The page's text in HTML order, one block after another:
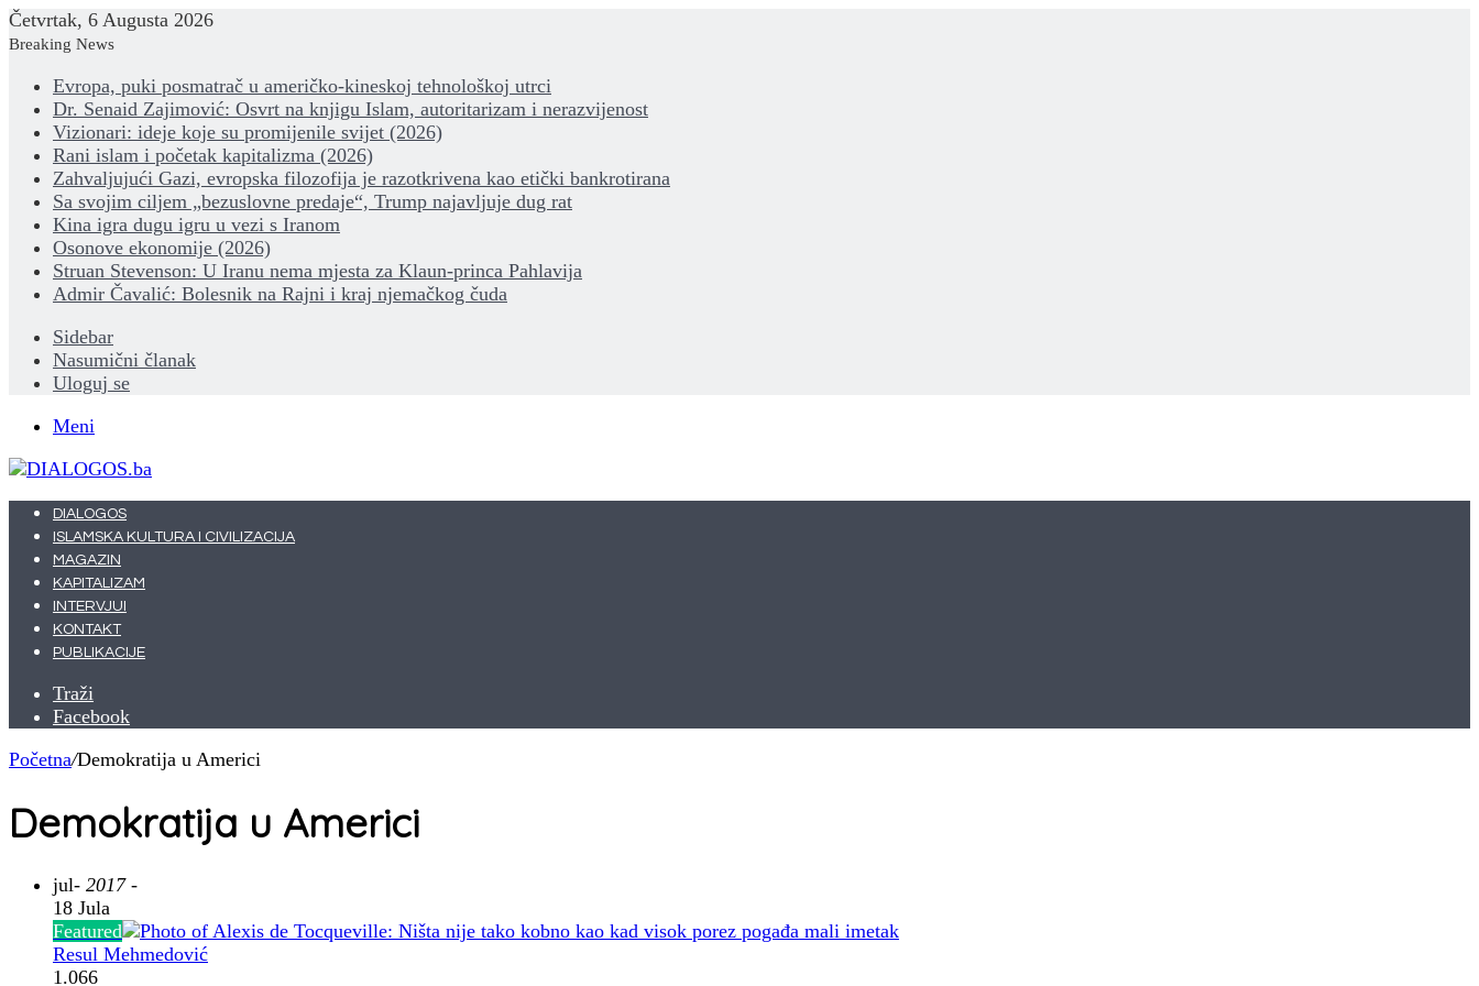
Četvrtak, 6 Augusta 2026
Breaking News
Evropa, puki posmatrač u američko-kineskoj tehnološkoj utrci
Dr. Senaid Zajimović: Osvrt na knjigu Islam, autoritarizam i nerazvijenost
Vizionari: ideje koje su promijenile svijet (2026)
Rani islam i početak kapitalizma (2026)
Zahvaljujući Gazi, evropska filozofija je razotkrivena kao etički bankrotirana
Sa svojim ciljem „bezuslovne predaje“, Trump najavljuje dug rat
Kina igra dugu igru u vezi s Iranom
Osonove ekonomije (2026)
Struan Stevenson: U Iranu nema mjesta za Klaun-princa Pahlavija
Admir Čavalić: Bolesnik na Rajni i kraj njemačkog čuda
Sidebar
Nasumični članak
Uloguj se
Meni
DIALOGOS
ISLAMSKA KULTURA I CIVILIZACIJA
MAGAZIN
KAPITALIZAM
INTERVJUI
KONTAKT
PUBLIKACIJE
Traži
Facebook
Početna/Demokratija u Americi
Demokratija u Americi
jul- 2017 -
18 Jula
Featured
Resul Mehmedović
1.066